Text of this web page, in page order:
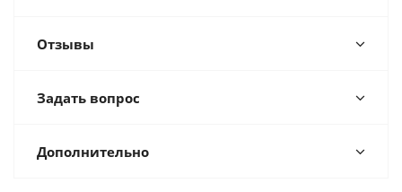
Отзывы
Задать вопрос
Дополнительно